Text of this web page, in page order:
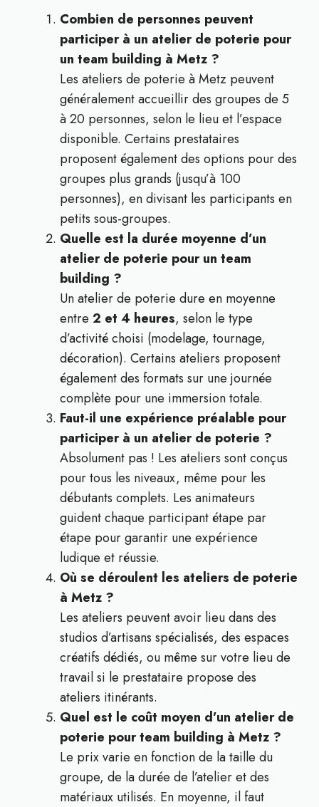
Combien de personnes peuvent
participer à un atelier de poterie pour
un team building à Metz ?
Les ateliers de poterie à Metz peuvent
généralement accueillir des groupes de 5
à 20 personnes, selon le lieu et l’espace
disponible. Certains prestataires
proposent également des options pour des
groupes plus grands (jusqu’à 100
personnes), en divisant les participants en
petits sous-groupes.
Quelle est la durée moyenne d’un
atelier de poterie pour un team
building ?
Un atelier de poterie dure en moyenne
entre 2 et 4 heures, selon le type
d’activité choisi (modelage, tournage,
décoration). Certains ateliers proposent
également des formats sur une journée
complète pour une immersion totale.
Faut-il une expérience préalable pour
participer à un atelier de poterie ?
Absolument pas ! Les ateliers sont conçus
pour tous les niveaux, même pour les
débutants complets. Les animateurs
guident chaque participant étape par
étape pour garantir une expérience
ludique et réussie.
Où se déroulent les ateliers de poterie
à Metz ?
Les ateliers peuvent avoir lieu dans des
studios d’artisans spécialisés, des espaces
créatifs dédiés, ou même sur votre lieu de
travail si le prestataire propose des
ateliers itinérants.
Quel est le coût moyen d’un atelier de
poterie pour team building à Metz ?
Le prix varie en fonction de la taille du
groupe, de la durée de l’atelier et des
matériaux utilisés. En moyenne, il faut